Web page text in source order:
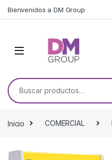
Bienvenidos a DM Group
Buscar por:
Inicio COMERCIAL